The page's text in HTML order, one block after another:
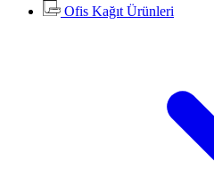
Ofis Kağıt Ürünleri